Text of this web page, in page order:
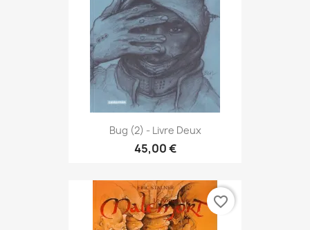
Bug (2) - Livre Deux
45,00 €
favorite_border